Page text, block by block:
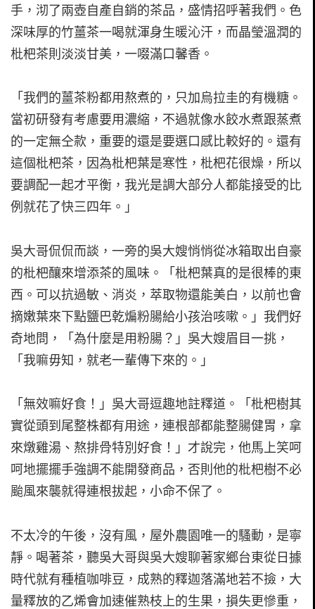
手，沏了兩壺自產自銷的茶品，盛情招呼著我們。色
深味厚的竹薑茶一喝就渾身生暖沁汗，而晶瑩溫潤的
枇杷茶則淡淡甘美，一啜滿口馨香。
「我們的薑茶粉都用熬煮的，只加烏拉圭的有機糖。
當初研發有考慮要用濃縮，不過就像水餃水煮跟蒸煮
的一定無仝款，重要的還是要選口感比較好的。還有
這個枇杷茶，因為枇杷葉是寒性，枇杷花很燥，所以
要調配一起才平衡，我光是調大部分人都能接受的比
例就花了快三四年。」
吳大哥侃侃而談，一旁的吳大嫂悄悄從冰箱取出自豪
的枇杷釀來增添茶的風味。「枇杷葉真的是很棒的東
西。可以抗過敏、消炎，萃取物還能美白，以前也會
摘嫩葉來下點鹽巴乾煸粉腸給小孩治咳嗽。」我們好
奇地問，「為什麼是用粉腸？」吳大嫂眉目一挑，
「我嘛毋知，就老一輩傳下來的。」
「無效嘛好食！」吳大哥逗趣地註釋道。「枇杷樹其
實從頭到尾整株都有用途，連根部都能整腸健胃，拿
來燉雞湯、熬排骨特別好食！」才說完，他馬上笑呵
呵地擺擺手強調不能開發商品，否則他的枇杷樹不必
颱風來襲就得連根拔起，小命不保了。
不太冷的午後，沒有風，屋外農園唯一的騷動，是寧
靜。喝著茶，聽吳大哥與吳大嫂聊著家鄉台東從日據
時代就有種植咖啡豆，成熟的釋迦落滿地若不撿，大
量釋放的乙烯會加速催熟枝上的生果，損失更慘重，